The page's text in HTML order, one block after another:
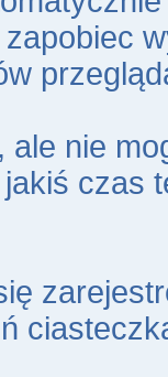
ale nie
czas